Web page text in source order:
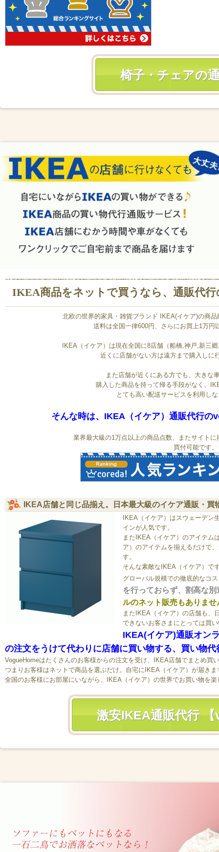
椅子・チェアの
IKEA商品をネットで買うなら、通販代行
北欧の世界的家具・雑貨ブランド IKEA(イケア)の商
送料は全国一律600円、さらにお買上1万円
IKEA（イケア）は現在全国に8店舗（船橋,神戸,新三
近くに店舗がない方は遠方まで購入しに
また店舗が近くにある方でも、大きな
購入した商品を持って帰る手段がなく、
とても高い配送サービスを利用し
そんな時は、IKEA（イケア）通販代行
業界最大級の1万点以上の商品点数、またサイト
買付可能です。
IKEA店舗と同じ品揃え。日本最大級のイケア通販・
IKEA（イケア）はスウェーデン
インが人気です。
またIKEA（イケア）のアイテム
ア）のアイテムを揃えるだけで
す。
そんな素敵なIKEA（イケア）で
グローバル規模での徹底的なコ
を行っておらず、割高な
ルのネット販売もありませ
またIKEA（イケア）の店舗も、
できないお客さまにとっては買
IKEA(イケア)通販オン
の注文をうけて代わりに店舗に買い物する、買い物
VogueHomeはたくさんのお客様からの注文を受け、IKEA店舗でまとめ買
つまりお客様はネットで商品を選ぶだけ。自宅にIKEA（イケア）が届きま
全国のお客様にお部屋にいながら、IKEA（イケア）の世界でお買い物を
激安IKEA通販代行